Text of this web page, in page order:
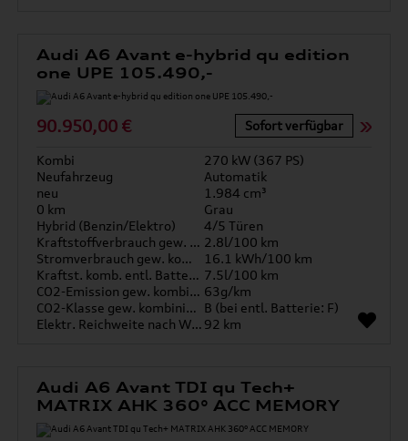
Audi A6 Avant e-hybrid qu edition
one UPE 105.490,-
90.950,00 € Sofort verfügbar
Kombi
270 kW (367 PS)
Neufahrzeug
Automatik
neu
1.984 cm³
0 km
Grau
Hybrid (Benzin/Elektro)
4/5 Türen
Kraftstoffverbrauch gew. kombiniert 2.8l/100 km
Stromverbrauch gew. kombiniert
16.1 kWh/100 km
Kraftst. komb. entl. Batterie 7.5l/100 km
CO2-Emission gew. kombiniert 63g/km
CO2-Klasse gew. kombiniert B (bei entl. Batterie: F)
Elektr. Reichweite nach WLTP* 92 km
Audi A6 Avant TDI qu Tech+
MATRIX AHK 360° ACC MEMORY